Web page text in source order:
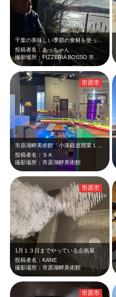
千葉の美味しい季節の食材を使ったビッツアは、毎回驚かされる組み合わせと美味しさ…
投稿者名：あっちゃん
撮影場所：PIZZERIA BOSSO 市原店
投稿者名：ＳＫ
撮影場所：市原湖畔美術館
市原市
1月１３日までやっている企画展
投稿者名：KANE
撮影場所：市原湖畔美術館
市原市
市原市